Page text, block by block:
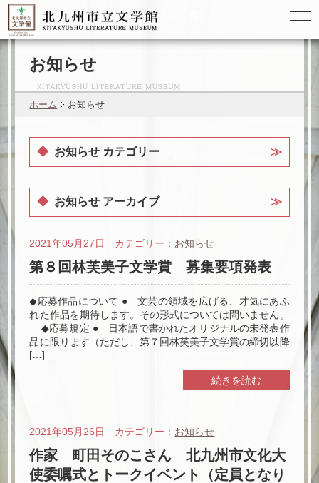
ゆかりの
お知らせ
ホーム お知らせ
2021年05月27日 カテゴリー： お知らせ
第８回林芙美子文学賞 募集要項発表
◆応募作品について ● 文芸の領域を広げる、才気にあふ
れた作品を期待します。その形式については問いません。
◆応募規定 ● 日本語で書かれたオリジナルの未発表作
品に限ります（ただし、第７回林芙美子文学賞の締切以降
[…]
続きを読む
2021年05月26日 カテゴリー： お知らせ
作家 町田そのこさん 北九州市文化大
使委嘱式とトークイベント（定員となり
お知らせ カテゴリー
お知らせ アーカイブ